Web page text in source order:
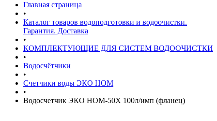
Главная страница
•
Каталог товаров водоподготовки и водоочистки.
Гарантия. Доставка
•
КОМПЛЕКТУЮЩИЕ ДЛЯ СИСТЕМ ВОДООЧИСТКИ
•
Водосчётчики
•
Счетчики воды ЭКО НОМ
•
Водосчетчик ЭКО НОМ-50Х 100л/имп (фланец)